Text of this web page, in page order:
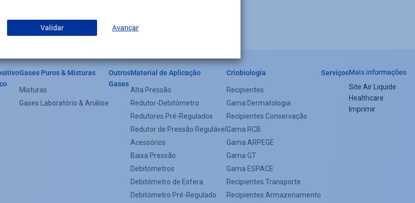
Validar Avançar
Gases Puros & Misturas
Misturas
Gases Laboratório & Análise
Outros
Gases
Material de Aplicação
Alta Pressão
Redutor-Debitómetro
Redutores Pré-Regulados
Redutor de Pressão Regulável
Acessórios
Baixa Pressão
Debitómetros
Debitómetro de Esfera
Debitómetro Pré-Regulado
Criobiologia
Recipientes
Gama Dermatologia
Recipientes Conservação
Gama RCB
Gama ARPEGE
Gama GT
Gama ESPACE
Recipientes Transporte
Recipientes Armazenamento
ServiçosMais informações
Footer
menu
Site Air Liquide
Healthcare
Imprimir